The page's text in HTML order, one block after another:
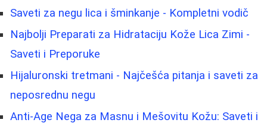
Saveti za negu lica i šminkanje - Kompletni vodič
Najbolji Preparati za Hidrataciju Kože Lica Zimi -
Saveti i Preporuke
Hijaluronski tretmani - Najčešća pitanja i saveti za
neposrednu negu
Anti-Age Nega za Masnu i Mešovitu Kožu: Saveti i